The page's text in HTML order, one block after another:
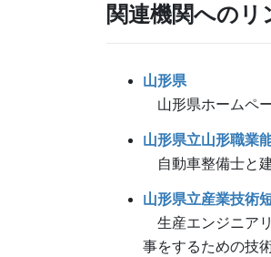
関連機関へのリ
山形県
山形県ホームペ
山形県立山形職業
自動車整備士と
山形県立産業技術
生産エンジニア
事をするための技